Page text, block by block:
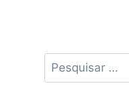
Pesquisar
por: